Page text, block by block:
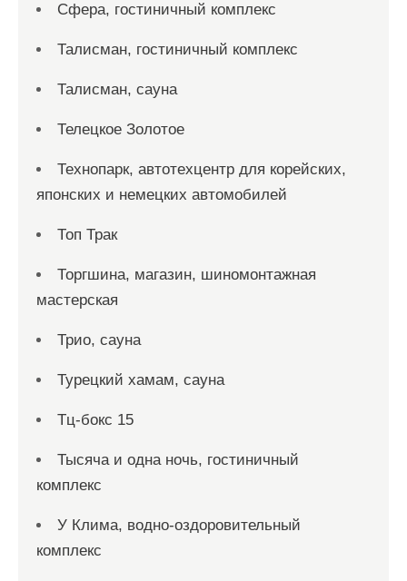
Сфера, гостиничный комплекс
Талисман, гостиничный комплекс
Талисман, сауна
Телецкое Золотое
Технопарк, автотехцентр для корейских,
японских и немецких автомобилей
Топ Трак
Торгшина, магазин, шиномонтажная
мастерская
Трио, сауна
Турецкий хамам, сауна
Тц-бокс 15
Тысяча и одна ночь, гостиничный
комплекс
У Клима, водно-оздоровительный
комплекс